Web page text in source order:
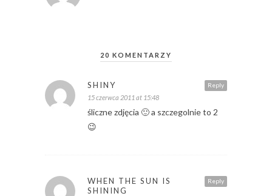
20 KOMENTARZY
Reply
SHINY
15 czerwca 2011 at 15:48
śliczne zdjęcia 🙂 a szczegolnie to 2
😉
Reply
WHEN THE SUN IS
SHINING